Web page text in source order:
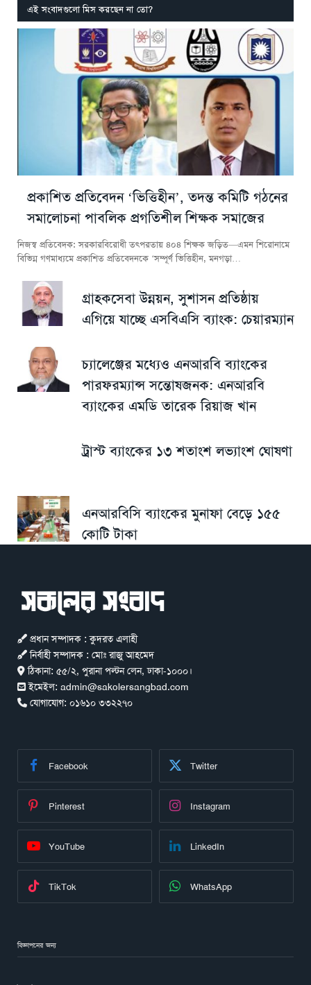
এই সংবাদগুলো মিস করছেন না তো?
প্রকাশিত প্রতিবেদন ‘ভিত্তিহীন’, তদন্ত কমিটি গঠনের
সমালোচনা পাবলিক প্রগতিশীল শিক্ষক সমাজের
নিজস্ব প্রতিবেদক: সরকারবিরোধী তৎপরতায় ৪০৪ শিক্ষক জড়িত—এমন শিরোনামে
বিভিন্ন গণমাধ্যমে প্রকাশিত প্রতিবেদনকে ‘সম্পূর্ণ ভিত্তিহীন, মনগড়া…
গ্রাহকসেবা উন্নয়ন, সুশাসন প্রতিষ্ঠায়
এগিয়ে যাচ্ছে এসবিএসি ব্যাংক: চেয়ারম্যান
চ্যালেঞ্জের মধ্যেও এনআরবি ব্যাংকের
পারফরম্যান্স সন্তোষজনক: এনআরবি
ব্যাংকের এমডি তারেক রিয়াজ খান
ট্রাস্ট ব্যাংকের ১৩ শতাংশ লভ্যাংশ ঘোষণা
এনআরবিসি ব্যাংকের মুনাফা বেড়ে ১৫৫
কোটি টাকা
প্রধান সম্পাদক : কুদরত এলাহী
নির্বাহী সম্পাদক : মোঃ রাজু আহমেদ
ঠিকানা: ৫৫/২, পুরানা পল্টন লেন, ঢাকা-১০০০।
ইমেইল: admin@sakolersangbad.com
যোগাযোগ: ০১৬১০ ৩৩২২৭০
Facebook Twitter
Pinterest Instagram
YouTube LinkedIn
TikTok WhatsApp
বিজ্ঞাপনের জন্য